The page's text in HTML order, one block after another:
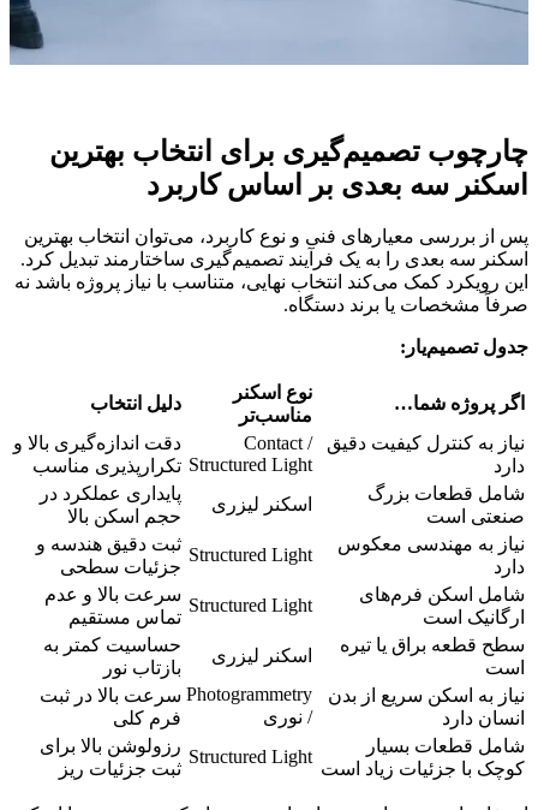
چارچوب تصمیم‌گیری برای انتخاب بهترین
اسکنر سه بعدی بر اساس کاربرد
پس از بررسی معیارهای فنی و نوع کاربرد، می‌توان انتخاب بهترین
اسکنر سه بعدی را به یک فرآیند تصمیم‌گیری ساختارمند تبدیل کرد.
این رویکرد کمک می‌کند انتخاب نهایی، متناسب با نیاز پروژه باشد نه
صرفاً مشخصات یا برند دستگاه.
جدول تصمیم‌یار:
اگر پروژه شما…
نوع اسکنر
مناسب‌تر
دلیل انتخاب
نیاز به کنترل کیفیت دقیق
دارد
Contact /
Structured Light
دقت اندازه‌گیری بالا و
تکرارپذیری مناسب
شامل قطعات بزرگ
صنعتی است
اسکنر لیزری
پایداری عملکرد در
حجم اسکن بالا
نیاز به مهندسی معکوس
دارد
Structured Light
ثبت دقیق هندسه و
جزئیات سطحی
شامل اسکن فرم‌های
ارگانیک است
Structured Light
سرعت بالا و عدم
تماس مستقیم
سطح قطعه براق یا تیره
است
اسکنر لیزری
حساسیت کمتر به
بازتاب نور
نیاز به اسکن سریع از بدن
انسان دارد
Photogrammetry
/ نوری
سرعت بالا در ثبت
فرم کلی
شامل قطعات بسیار
کوچک با جزئیات زیاد است
Structured Light
رزولوشن بالا برای
ثبت جزئیات ریز